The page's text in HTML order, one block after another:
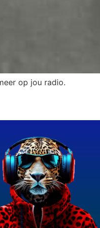
op jou radio.